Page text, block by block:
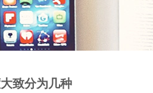
致分为几种